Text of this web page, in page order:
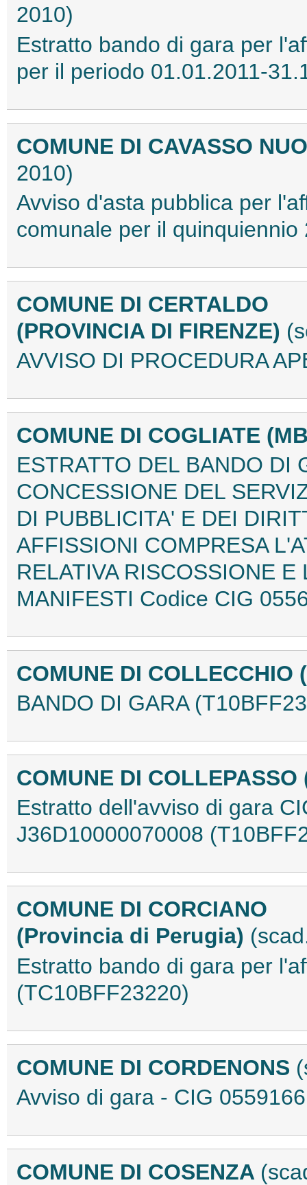
2010)
Estratto bando di gara per
per il periodo 01.01.2011-
COMUNE DI CAVASSO
2010)
Avviso d'asta pubblica per
comunale per il
COMUNE DI CERTALDO
(PROVINCIA DI FIRENZE)
AVVISO DI PROCEDURA
COMUNE DI COGLIATE
ESTRATTO DEL BANDO DI
CONCESSIONE DEL
DI PUBBLICITA' E DEI
AFFISSIONI COMPRESA
RELATIVA RISCOSSIONE
MANIFESTI Codice CIG
COMUNE DI COLLECCHIO
BANDO DI GARA
COMUNE DI
Estratto dell'avviso di gara
J36D10000070008
COMUNE DI CORCIANO
(Provincia di Perugia)
Estratto bando di gara per
(TC10BFF23220)
COMUNE DI CORDENONS
Avviso di gara - CIG
COMUNE DI COSENZA